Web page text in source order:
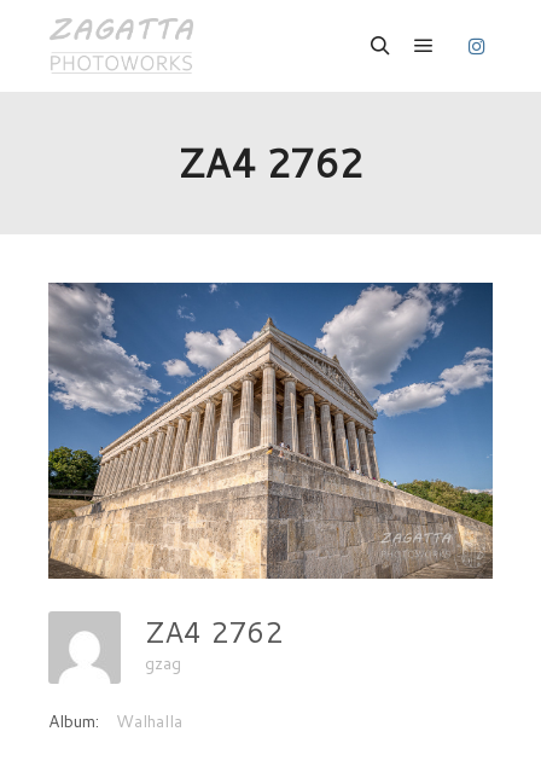
ZA4 2762
ZA4 2762
gzag
Album: Walhalla